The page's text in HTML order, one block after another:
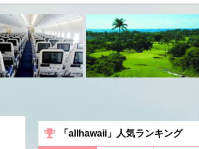
入
力
(例）
カ
フ
ェ
イ
ー
「allhawaii」人気ランキング